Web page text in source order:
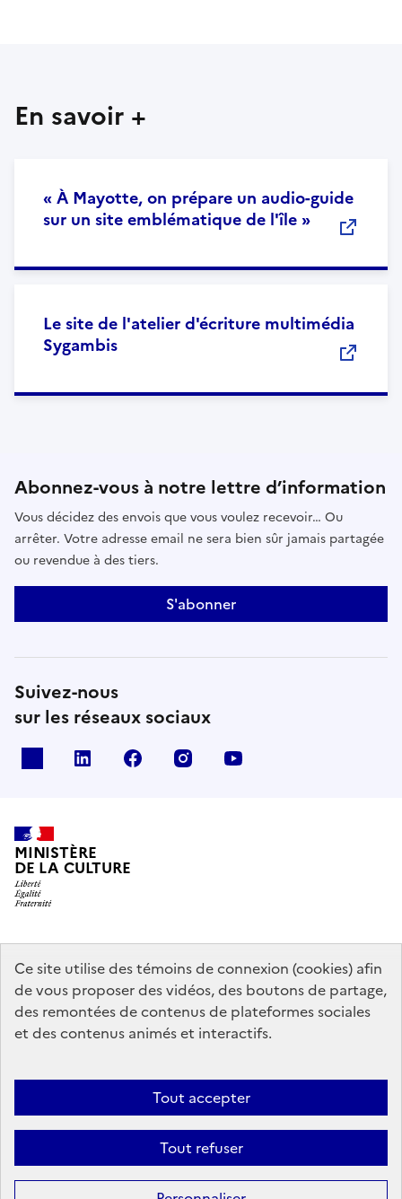
Ce site utilise des témoins de connexion (cookies) afin
de vous proposer des vidéos, des boutons de partage,
des remontées de contenus de plateformes sociales
et des contenus animés et interactifs.
Tout accepter
Tout refuser
En savoir +
« À Mayotte, on prépare un audio-guide
sur un site emblématique de l'île »
Le site de l'atelier d'écriture multimédia
Sygambis
Abonnez-vous à notre lettre d’information
Vous décidez des envois que vous voulez recevoir… Ou
arrêter. Votre adresse email ne sera bien sûr jamais partagée
ou revendue à des tiers.
S'abonner
Suivez-nous
sur les réseaux sociaux
linkedin facebook instagram
MINISTÈRE
DE LA CULTURE
data.gouv.fr legifrance.gouv.fr
info.gouv.fr
service-public.gouv.fr
Mentions légales Accessibilité : partiellement conforme
Politique
d’utilisation des témoins de connexion (cookies)
Plan du site
Sauf mention contraire, tous les contenus de ce site sont sous